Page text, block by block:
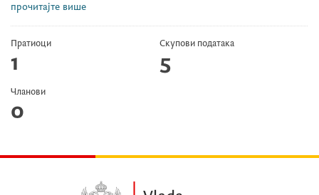
прочитајте више
Пратиоци
1
Скупови података
5
Чланови
0